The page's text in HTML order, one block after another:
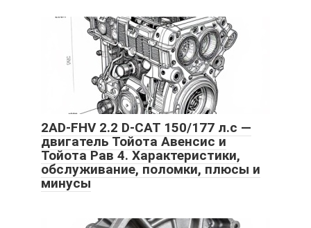
2AD-FHV 2.2 D-CAT 150/177 л.с —
двигатель Тойота Авенсис и
Тойота Рав 4. Характеристики,
обслуживание, поломки, плюсы и
минусы